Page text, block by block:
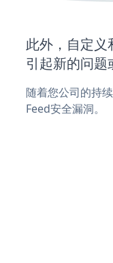
此外，自定
引起新的问题
随着您公司的持
Feed安全漏洞。